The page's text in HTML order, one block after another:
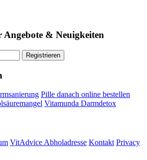
Angebote & Neuigkeiten
Registrieren
Pille danach online bestellen
Vitamunda Darmdetox
VitAdvice Abholadresse Kontakt Privacy